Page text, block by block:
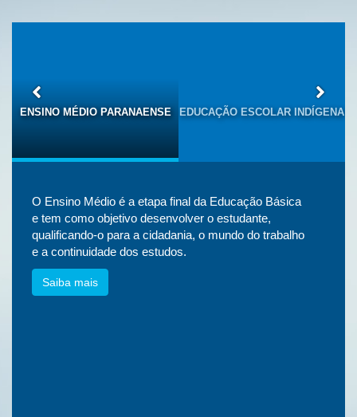
ENSINO MÉDIO PARANAENSE
EDUCAÇÃO ESCOLAR INDÍGENA
O Ensino Médio é a etapa final da Educação Básica
e tem como objetivo desenvolver o estudante,
qualificando-o para a cidadania, o mundo do trabalho
e a continuidade dos estudos.
Saiba mais